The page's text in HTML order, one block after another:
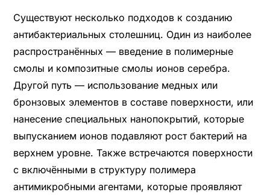
Существуют несколько подходов к созданию
антибактериальных столешниц. Один из наиболее
распространённых — введение в полимерные
смолы и композитные смолы ионов серебра.
Другой путь — использование медных или
бронзовых элементов в составе поверхности, или
нанесение специальных нанопокрытий, которые
выпусканием ионов подавляют рост бактерий на
верхнем уровне. Также встречаются поверхности
с включёнными в структуру полимера
антимикробными агентами, которые проявляют